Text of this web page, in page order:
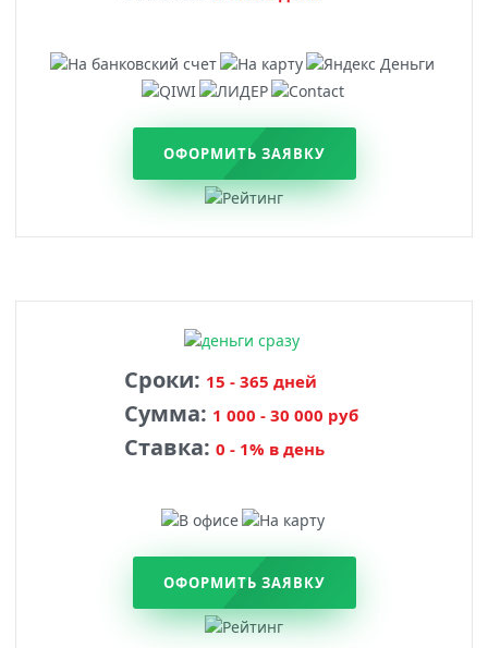
ОФОРМИТЬ ЗАЯВКУ
Сроки: 15 - 365 дней
Сумма: 1 000 - 30 000 руб
Ставка: 0 - 1% в день
ОФОРМИТЬ ЗАЯВКУ